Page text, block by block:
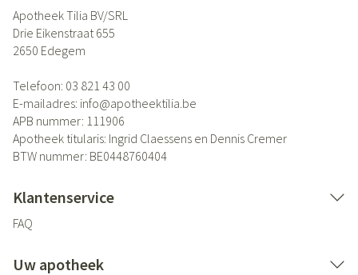
Apotheek Tilia BV/SRL
Drie Eikenstraat 655
2650 Edegem
Telefoon: 03 821 43 00
E-mailadres: info@apotheektilia.be
APB nummer: 111906
Apotheek titularis: Ingrid Claessens en Dennis Cremer
BTW nummer: BE0448760404
Klantenservice
FAQ
Uw apotheek